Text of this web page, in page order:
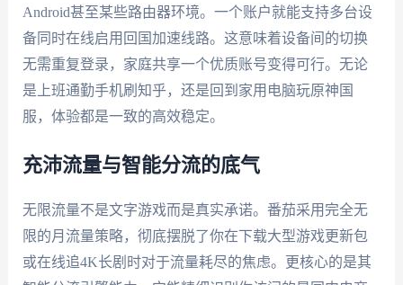
Android甚至某些路由器环境。一个账户就能支持多台设
备同时在线启用回国加速线路。这意味着设备间的切换
无需重复登录，家庭共享一个优质账号变得可行。无论
是上班通勤手机刷知乎，还是回到家用电脑玩原神国
服，体验都是一致的高效稳定。
充沛流量与智能分流的底气
无限流量不是文字游戏而是真实承诺。番茄采用完全无
限的月流量策略，彻底摆脱了你在下载大型游戏更新包
或在线追4K长剧时对于流量耗尽的焦虑。更核心的是其